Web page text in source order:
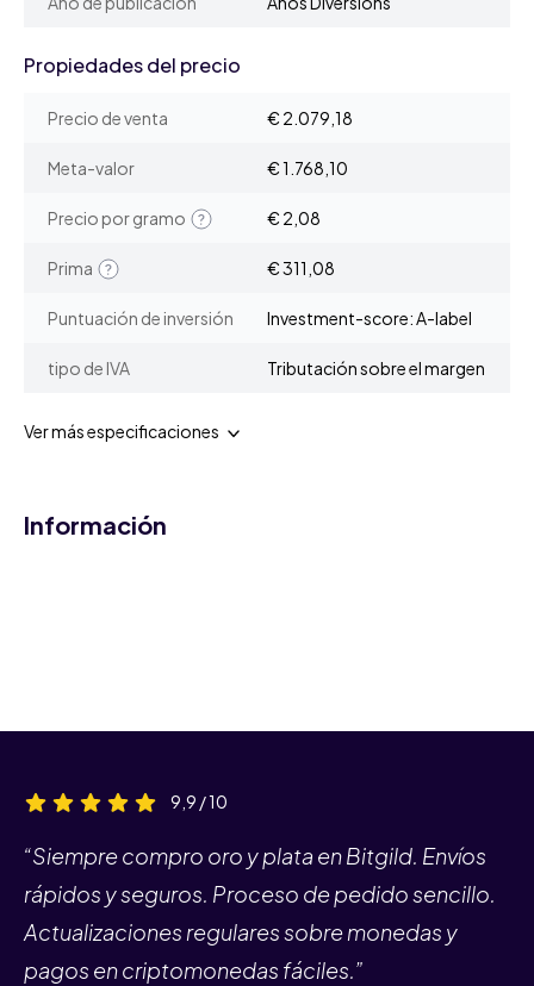
Propiedades del precio
Precio de venta € 2.079,18
Meta-valor € 1.768,10
Precio por gramo € 2,08
Prima € 311,08
Puntuación de inversión Investment-score: A-label
tipo de IVA Tributación sobre el margen
Ver más especificaciones
Información
9,9 / 10
“Siempre compro oro y plata en Bitgild. Envíos
rápidos y seguros. Proceso de pedido sencillo.
Actualizaciones regulares sobre monedas y
pagos en criptomonedas fáciles.”